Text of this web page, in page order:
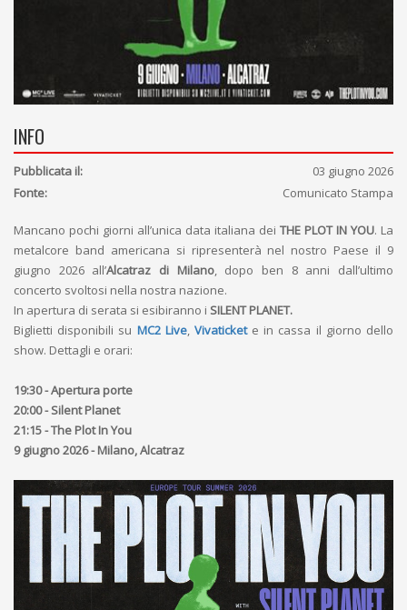
INFO
Pubblicata il:
03 giugno 2026
Fonte:
Comunicato Stampa
Mancano pochi giorni all’unica data italiana dei THE PLOT IN YOU. La
metalcore band americana si ripresenterà nel nostro Paese il 9
giugno 2026 all’Alcatraz di Milano, dopo ben 8 anni dall’ultimo
concerto svoltosi nella nostra nazione.
In apertura di serata si esibiranno i SILENT PLANET.
Biglietti disponibili su MC2 Live, Vivatickete in cassa il giorno dello
show. Dettagli e orari:
19:30 - Apertura porte
20:00 - Silent Planet
21:15 - The Plot In You
9 giugno 2026 - Milano, Alcatraz